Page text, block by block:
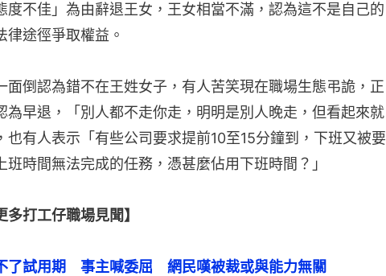
度不佳」為由辭退王女，王女相當不滿，認為這不是自己的
律途徑爭取權益。
面倒認為錯不在王姓女子，有人苦笑現在職場生態弔詭，正
為早退，「別人都不走你走，明明是別人晚走，但看起來就
也有人表示「有些公司要求提前10至15分鐘到，下班又被要
班時間無法完成的任務，憑甚麼佔用下班時間？」
多打工仔職場見聞】
了試用期　事主喊委屈　網民嘆被裁或與能力無關